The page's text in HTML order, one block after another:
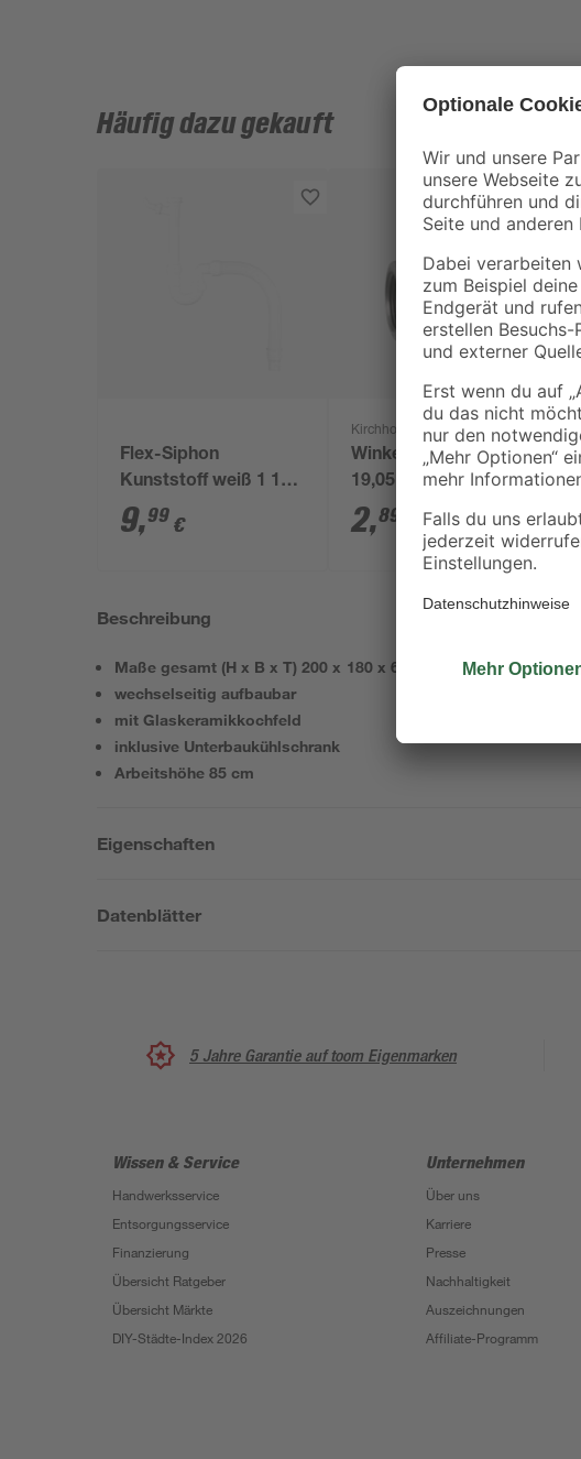
Häufig dazu gekauft
Flex-Siphon
Kunststoff weiß 1 1/2'
x 40/50 mm
9,99 €
Kirchhoff
Winkel 90 Grad Ø
19,05 mm (3/4”)
2,89
Beschreibung
Maße gesamt (H x B x T) 200 x 180 x 60 cm
wechselseitig aufbaubar
mit Glaskeramikkochfeld
inklusive Unterbaukühlschrank
Arbeitshöhe 85 cm
Eigenschaften
Datenblätter
5 Jahre Garantie auf toom Eigenmarken
Wissen & Service
Handwerksservice
Entsorgungsservice
Finanzierung
Übersicht Ratgeber
Übersicht Märkte
DIY-Städte-Index 2026
Unternehmen
Über uns
Karriere
Presse
Nachhaltigkeit
Auszeichnungen
Affiliate-Programm